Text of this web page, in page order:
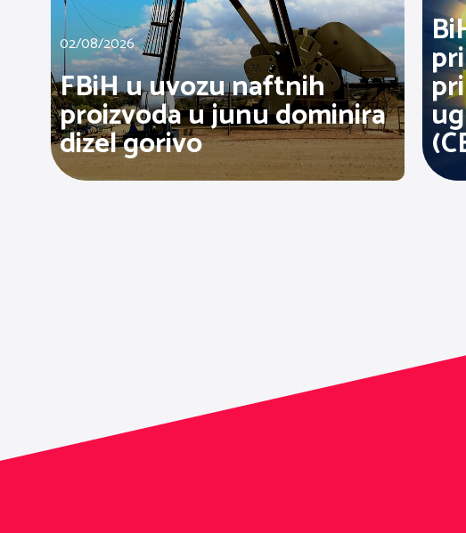
02/08/2026
FBiH u uvozu naftnih
proizvoda u junu dominira
dizel gorivo